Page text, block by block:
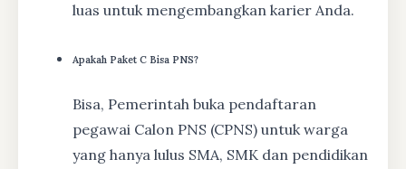
luas untuk mengembangkan karier Anda.
Apakah Paket C Bisa PNS?
Bisa, Pemerintah buka pendaftaran
pegawai Calon PNS (CPNS) untuk warga
yang hanya lulus SMA, SMK dan pendidikan